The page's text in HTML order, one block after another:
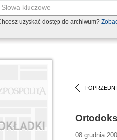
uzyskać dostęp do archiwum?
08 grudnia